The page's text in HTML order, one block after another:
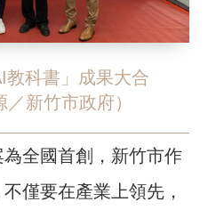
教科書」成果大合
新竹市政府）
全國首創，新竹市作
僅要在產業上領先，